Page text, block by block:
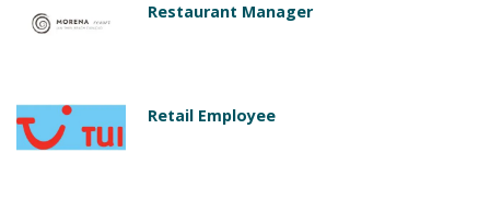
Restaurant Manager
Retail Employee